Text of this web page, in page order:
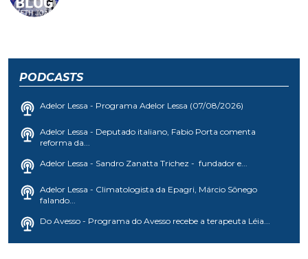
PODCASTS
Adelor Lessa - Programa Adelor Lessa (07/08/2026)
Adelor Lessa - Deputado italiano, Fabio Porta comenta
reforma da...
Adelor Lessa - Sandro Zanatta Trichez - fundador e...
Adelor Lessa - Climatologista da Epagri, Márcio Sônego
falando...
Do Avesso - Programa do Avesso recebe a terapeuta Léia...